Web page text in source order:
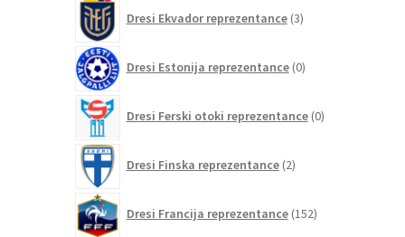
Dresi Ekvador reprezentance 3izdelki
Dresi Estonija reprezentance 0izdelkov
Dresi Ferski otoki reprezentance 0izdelkov
Dresi Finska reprezentance 2izdelka
Dresi Francija reprezentance 152izdelkov